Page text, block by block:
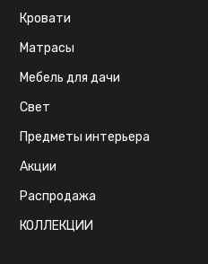
Кровати
Матрасы
Мебель для дачи
Свет
Предметы интерьера
Акции
Распродажа
КОЛЛЕКЦИИ